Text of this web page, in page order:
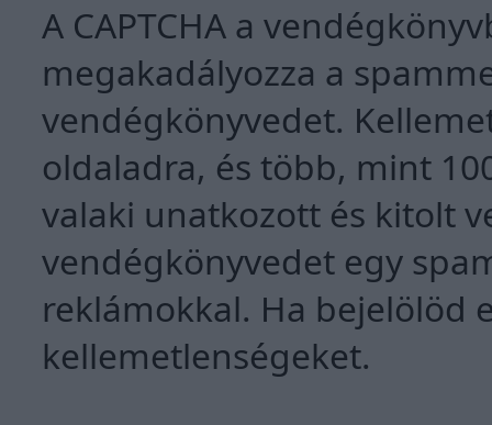
A CAPTCHA a
megakadályozza a
vendégkönyvedet.
oldaladra, és több, mint
valaki unatkozott és kitolt
vendégkönyvedet egy
reklámokkal. Ha bejelölöd
kellemetlenségeket.